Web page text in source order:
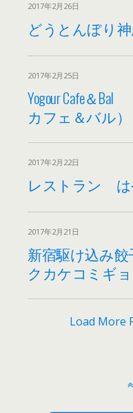
2017年2月26日
どうとんぼり
2017年2月25日
Yogour Cafe＆
カフェ＆バル）
2017年2月22日
レストラン は
2017年2月21日
新宿駆け込み餃
クカケコミギョ
Load More